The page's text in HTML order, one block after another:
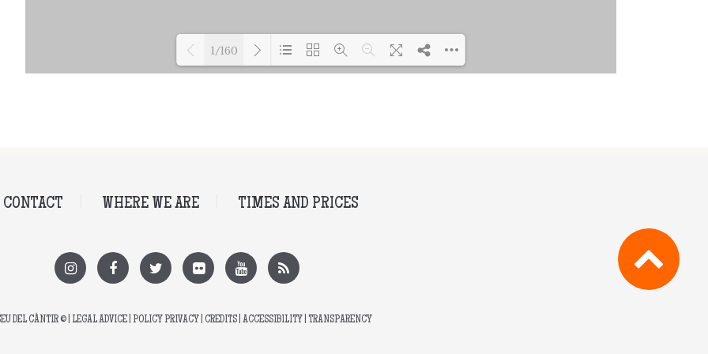
1/160
CONTACT WHERE WE ARE TIMES AND PRICES
DEL CÀNTIR© | LEGAL ADVICE| POLICY PRIVACY CREDITS| ACCESSIBILITY TRANSPARENCY